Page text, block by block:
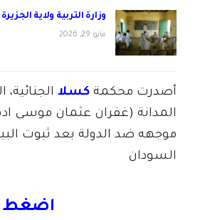
وزارة التربية ولاية
مايو 29, 2026
أصدرت محكمة كسلا الجنائية، اليوم الاثنين 11 /
موجهه ضد الدولة بعد ثبوت
السودان
اضغط